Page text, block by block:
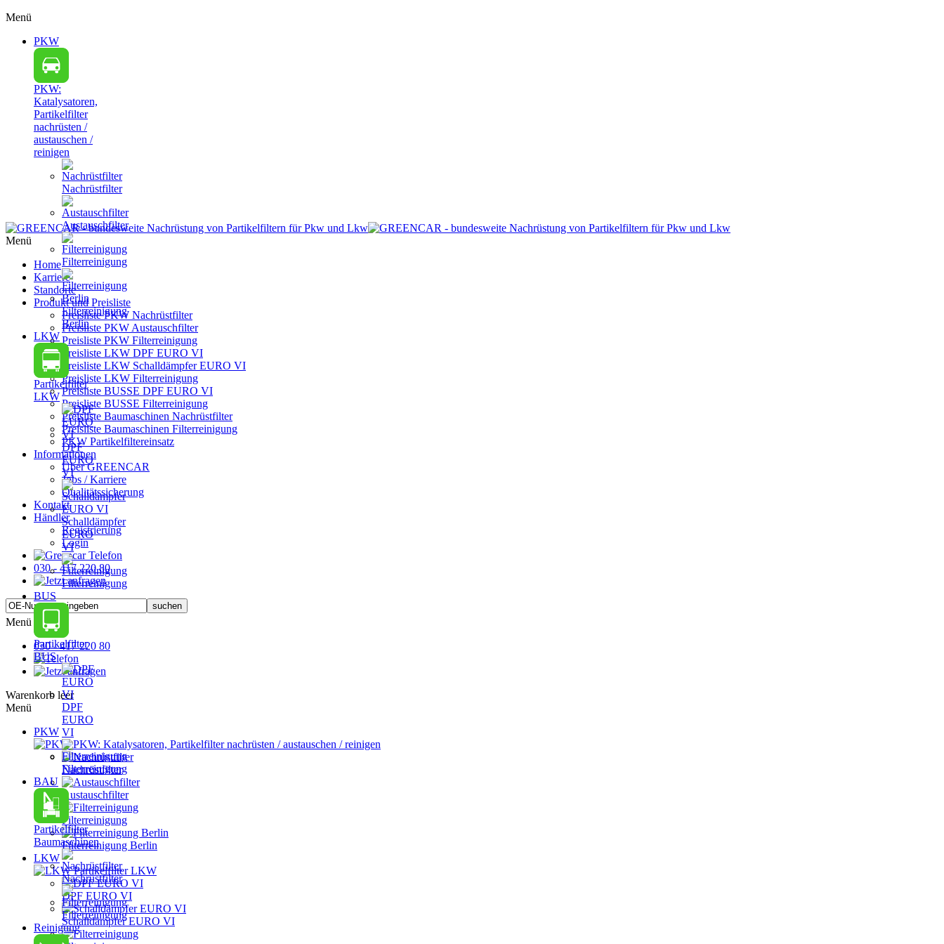
Menü
PKW
PKW:
Katalysatoren,
Partikelfilter
nachrüsten /
austauschen /
reinigen
Nachrüstfilter
Austauschfilter
Filterreinigung
Filterreinigung
Berlin
LKW
Partikelfilter
LKW
DPF
EURO
VI
Schalldämpfer
EURO
VI
Filterreinigung
BUS
Partikelfilter
BUS
DPF
EURO
VI
Filterreinigung
BAU
Partikelfilter
Baumaschinen
Nachrüstfilter
Filterreinigung
Reinigung
Menü
Home
Karriere
Standorte
Produkt und Preisliste
Preisliste PKW Nachrüstfilter
Preisliste PKW Austauschfilter
Preisliste PKW Filterreinigung
Preisliste LKW DPF EURO VI
Preisliste LKW Schalldämpfer EURO VI
Preisliste LKW Filterreinigung
Preisliste BUSSE DPF EURO VI
Preisliste BUSSE Filterreinigung
Preisliste Baumaschinen Nachrüstfilter
Preisliste Baumaschinen Filterreinigung
PKW Partikelfiltereinsatz
Informationen
Über GREENCAR
Jobs / Karriere
Qualitätssicherung
Kontakt
Händler
Registrierung
Login
030 - 417 220 80
Menü
030 - 417 220 80
Warenkorb leer
Menü
PKW
PKW: Katalysatoren, Partikelfilter nachrüsten / austauschen / reinigen
Nachrüstfilter
Austauschfilter
Filterreinigung
Filterreinigung Berlin
LKW
Partikelfilter LKW
DPF EURO VI
Schalldämpfer EURO VI